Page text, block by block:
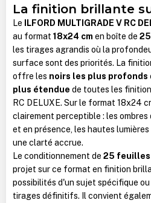
La finition brillante
Le ILFORD MULTIGRADE V RC
au format 18x24 cm en boîte de
les tirages agrandis où la
surface sont des priorités. La
offre les noirs les plus profonds
plus étendue de toutes les
RC DELUXE. Sur le format 18x24
clairement perceptible : les
et en présence, les hautes
une clarté accrue.
Le conditionnement de 25 feuilles
projet sur ce format en finition
possibilités d'un sujet spécifique
tirages définitifs. Il convient